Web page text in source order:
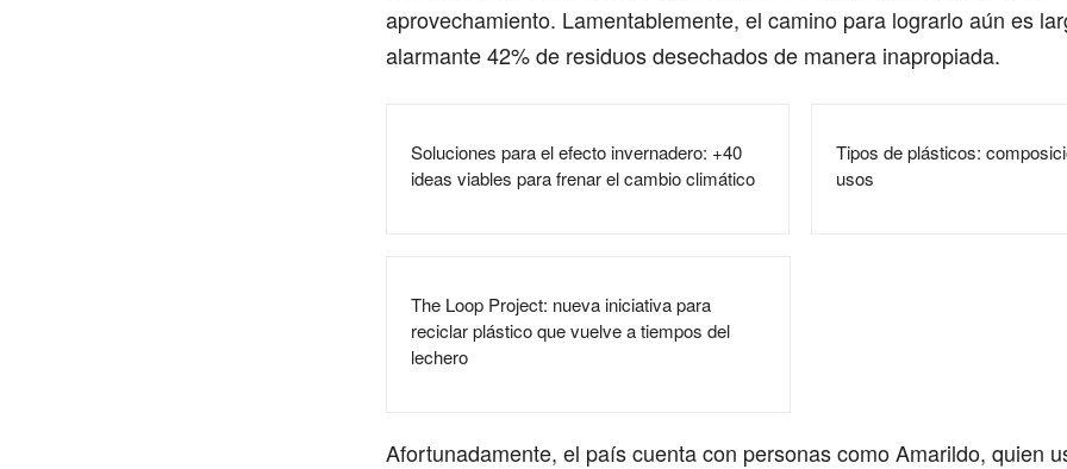
aprovechamiento. Lamentablemente, el camino para lograrlo aún es
alarmante 42% de residuos desechados de manera inapropiada.
Soluciones para el efecto invernadero: +40
ideas viables para frenar el cambio climático
Tipos de plásticos:
usos
The Loop Project: nueva iniciativa para
reciclar plástico que vuelve a tiempos del
lechero
Afortunadamente, el país cuenta con personas como Amarildo, quien